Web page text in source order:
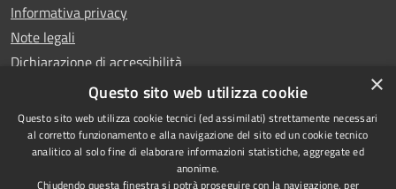
Informativa privacy
Note legali
Dichiarazione di accessibilità
Whistleblowing
×
Questo sito web utilizza cookie
Questo sito web utilizza cookie tecnici (ed assimilati) strettamente necessari
al corretto funzionamento e alla navigazione del sito ed un cookie tecnico
analitico al solo fine di elaborare informazioni statistiche, aggregate ed
anonime.
Chiudendo questa finestra si potrà proseguire con la navigazione, per